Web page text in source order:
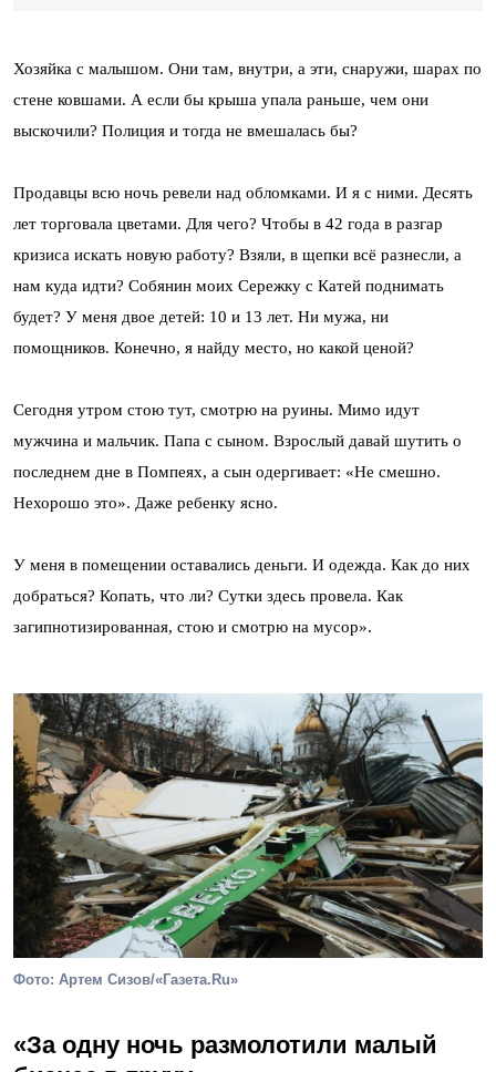
Хозяйка с малышом. Они там, внутри, а эти, снаружи, шарах по
стене ковшами. А если бы крыша упала раньше, чем они
выскочили? Полиция и тогда не вмешалась бы?
Продавцы всю ночь ревели над обломками. И я с ними. Десять
лет торговала цветами. Для чего? Чтобы в 42 года в разгар
кризиса искать новую работу? Взяли, в щепки всё разнесли, а
нам куда идти? Собянин моих Сережку с Катей поднимать
будет? У меня двое детей: 10 и 13 лет. Ни мужа, ни
помощников. Конечно, я найду место, но какой ценой?
Сегодня утром стою тут, смотрю на руины. Мимо идут
мужчина и мальчик. Папа с сыном. Взрослый давай шутить о
последнем дне в Помпеях, а сын одергивает: «Не смешно.
Нехорошо это». Даже ребенку ясно.
У меня в помещении оставались деньги. И одежда. Как до них
добраться? Копать, что ли? Сутки здесь провела. Как
загипнотизированная, стою и смотрю на мусор».
Фото: Артем Сизов/«Газета.Ru»
«За одну ночь размолотили малый